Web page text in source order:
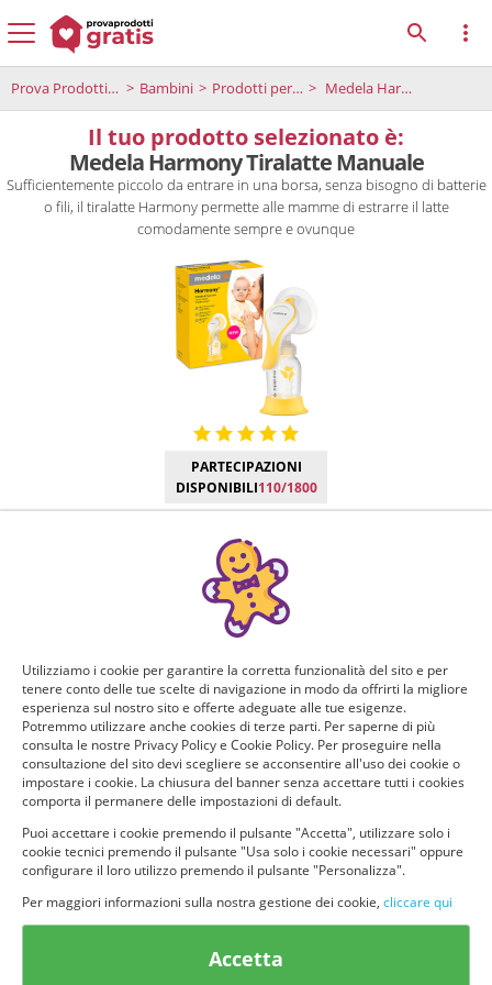
Prova Prodotti Gratis Bambini Prodotti per la maternità Medela Harmony Tiralatte Manuale
Il tuo prodotto selezionato è:
Medela Harmony Tiralatte Manuale
Sufficientemente piccolo da entrare in una borsa, senza bisogno di batterie
o fili, il tiralatte Harmony permette alle mamme di estrarre il latte
comodamente sempre e ovunque
PARTECIPAZIONI
DISPONIBILI110/1800
Manca poco!
Puoi ricevere GRATIS questo nuovo prodotto, provarlo e
consigliarlo ad altri utenti. Per determinare se hai tutti i
requisiti per poter ricevere il prodotto da te selezionato e
testarlo, rispondi a questo breve questionario.
Domanda 1 di 5:
Quanti figli hai?
1
3 o pìu Non ho figli
Utilizziamo i cookie per garantire la corretta funzionalità del sito e per
tenere conto delle tue scelte di navigazione in modo da offrirti la migliore
esperienza sul nostro sito e offerte adeguate alle tue esigenze.
Potremmo utilizzare anche cookies di terze parti. Per saperne di più
consulta le nostre Privacy Policy e Cookie Policy. Per proseguire nella
consultazione del sito devi scegliere se acconsentire all'uso dei cookie o
impostare i cookie. La chiusura del banner senza accettare tutti i cookies
comporta il permanere delle impostazioni di default.
Puoi accettare i cookie premendo il pulsante "Accetta", utilizzare solo i
cookie tecnici premendo il pulsante "Usa solo i cookie necessari" oppure
configurare il loro utilizzo premendo il pulsante "Personalizza".
Per maggiori informazioni sulla nostra gestione dei cookie, cliccare qui
Accetta